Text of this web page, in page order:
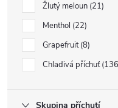
Žlutý meloun 21
Menthol 22
Grapefruit 8
Chladivá příchuť 136
Skupina příchutí